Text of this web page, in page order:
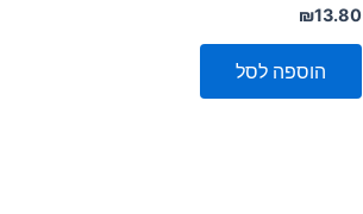
דורג
0
מתוך
₪13.80
הוספה לסל